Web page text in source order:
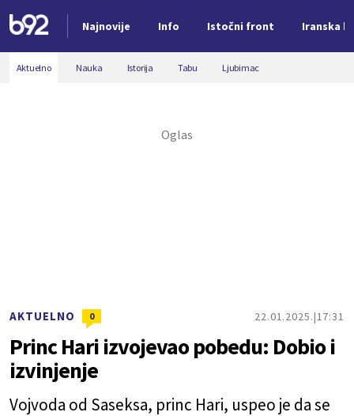
Najnovije Info Istočni front Iranska
Nova vest
Aktuelno Nauka Istorija Tabu Ljubimac
AKTUELNO 0 22.01.2025. 17:31
Princ Hari izvojevao pobedu: Dobio i
izvinjenje
Vojvoda od Saseksa, princ Hari, uspeo je da se